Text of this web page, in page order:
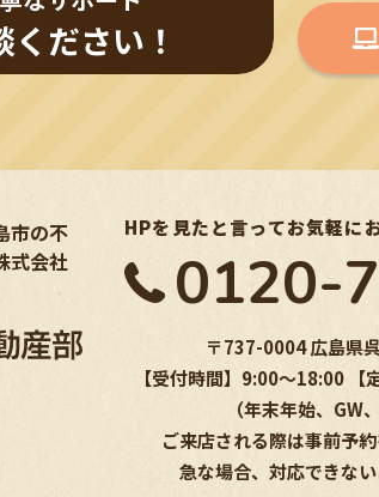
ださい！
市の不
式会社
HPを見たと言ってお気軽に
0120-
〒737-0004 広島県
【受付時間】9:00〜18:00 【
（年末年始、GW
ご来店される際は事前予
急な場合、対応できない